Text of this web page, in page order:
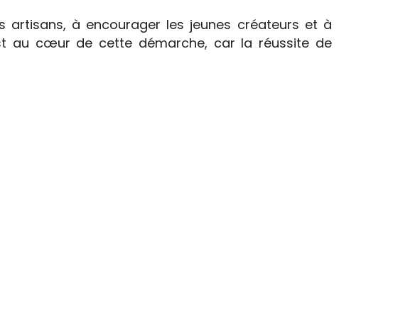
artisans, à encourager les jeunes créateurs et à
au cœur de cette démarche, car la réussite de